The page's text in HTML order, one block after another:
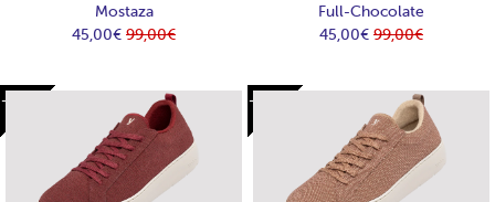
Mostaza
45,00€ 99,00€
Full-Chocolate
45,00€ 99,00€
-54€
-54€ -54€
-54€